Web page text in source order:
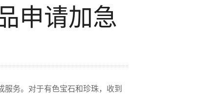
申请加急
务。对于有色宝石和珍珠，收到